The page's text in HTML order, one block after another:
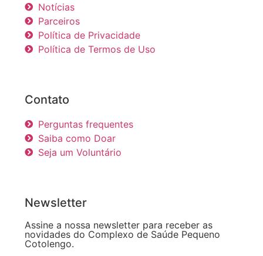
Notícias
Parceiros
Política de Privacidade
Política de Termos de Uso
Contato
Perguntas frequentes
Saiba como Doar
Seja um Voluntário
Newsletter
Assine a nossa newsletter para receber as
novidades do Complexo de Saúde Pequeno
Cotolengo.